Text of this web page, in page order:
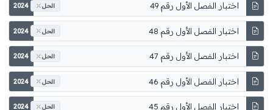
اختبار الفصل الأول رقم 49 2024 الحل
اختبار الفصل الأول رقم 48 2024 الحل
اختبار الفصل الأول رقم 47 2024 الحل
اختبار الفصل الأول رقم 46 2024 الحل
اختبار الفصل الأول رقم 45 2024 الحل